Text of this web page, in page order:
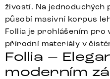
živostí. Na jednoduchých
působí masivní korpus
Follia je prohlášením pro
přírodní materiály v
Follia –
moderním